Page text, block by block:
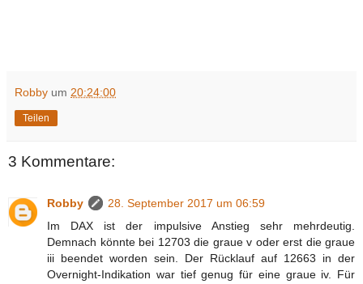
Robby um 20:24:00
Teilen
3 Kommentare:
Robby
28. September 2017 um 06:59
Im DAX ist der impulsive Anstieg sehr mehrdeutig.
Demnach könnte bei 12703 die graue v oder erst die graue
iii beendet worden sein. Der Rücklauf auf 12663 in der
Overnight-Indikation war tief genug für eine graue iv. Für